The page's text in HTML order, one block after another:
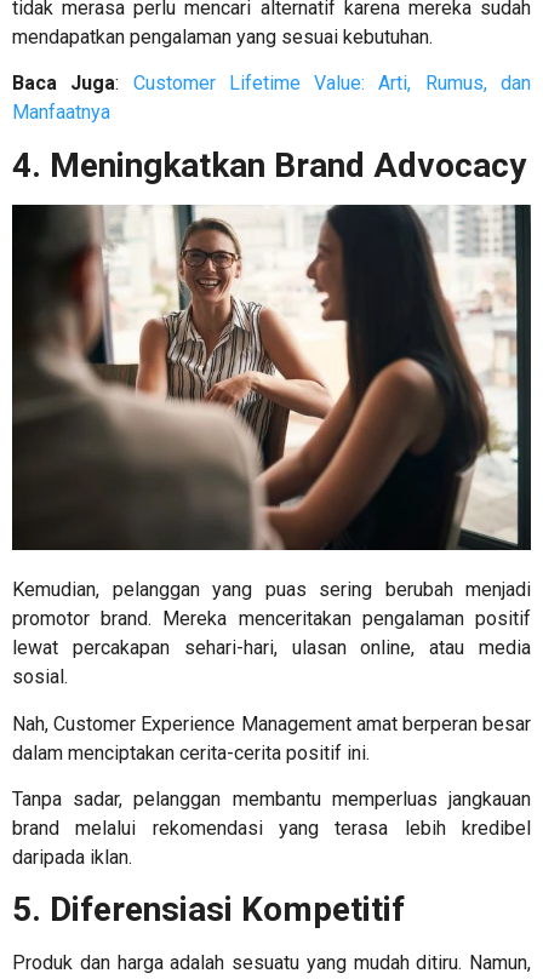
tidak merasa perlu mencari alternatif karena mereka sudah
mendapatkan pengalaman yang sesuai kebutuhan.
Baca Juga: Customer Lifetime Value: Arti, Rumus, dan
Manfaatnya
4. Meningkatkan Brand Advocacy
Kemudian, pelanggan yang puas sering berubah menjadi
promotor brand. Mereka menceritakan pengalaman positif
lewat percakapan sehari-hari, ulasan online, atau media
sosial.
Nah,Customer Experience Management amat berperan besar
dalam menciptakan cerita-cerita positif ini.
Tanpa sadar, pelanggan membantu memperluas jangkauan
brand melalui rekomendasi yang terasa lebih kredibel
daripada iklan.
5. Diferensiasi Kompetitif
Produk dan harga adalah sesuatu yang mudah ditiru. Namun,